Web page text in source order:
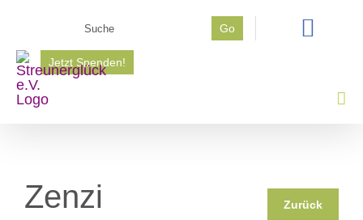
springen
Go
Jetzt Spenden!
Zenzi Zurück